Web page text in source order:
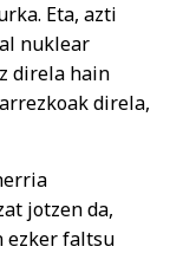
Eta, azti
nuklear
direla hain
direla,
jotzen da,
ezker faltsu